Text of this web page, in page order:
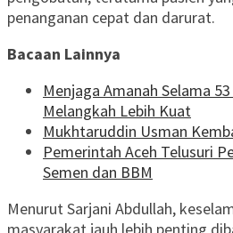
penanganan cepat dan darurat.
Bacaan Lainnya
Menjaga Amanah Selama
Melangkah Lebih Kuat
Mukhtaruddin Usman
Pemerintah Aceh Telusuri
Semen dan BBM
Menurut Sarjani Abdullah,